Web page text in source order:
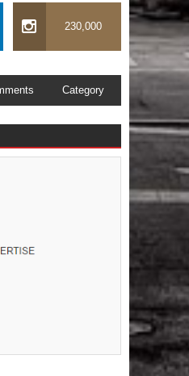
230,000
Category